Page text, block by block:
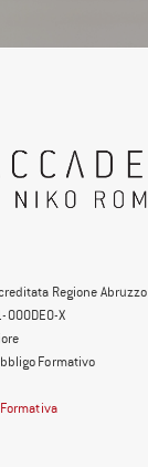
Regione Abruzzo
000DE0-X
Formativo